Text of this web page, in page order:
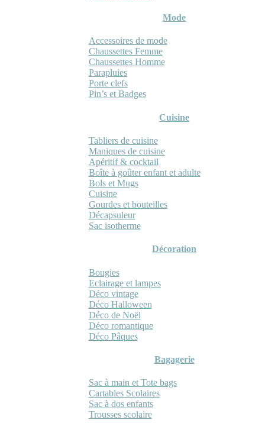
Mode
Accessoires de mode
Chaussettes Femme
Chaussettes Homme
Parapluies
Porte clefs
Pin’s et Badges
Cuisine
Tabliers de cuisine
Maniques de cuisine
Apéritif & cocktail
Boîte à goûter enfant et adulte
Bols et Mugs
Cuisine
Gourdes et bouteilles
Décapsuleur
Sac isotherme
Décoration
Bougies
Eclairage et lampes
Déco vintage
Déco Halloween
Déco de Noël
Déco romantique
Déco Pâques
Bagagerie
Sac à main et Tote bags
Cartables Scolaires
Sac à dos enfants
Trousses scolaire